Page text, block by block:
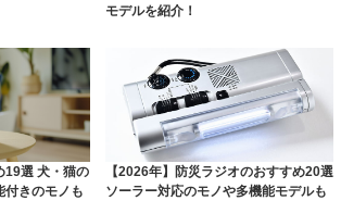
モデルを紹介！
19選 犬・猫の
付きのモノも
【2026年】防災ラジオのおすすめ20選
ソーラー対応のモノや多機能モデルも